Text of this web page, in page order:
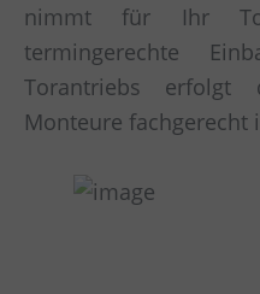
nimmt für Ihr
termingerechte
Torantriebs erfolgt
Monteure fachgerecht